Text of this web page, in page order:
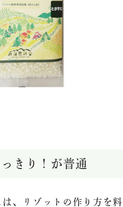
きり！が普通
、リゾットの作り方を